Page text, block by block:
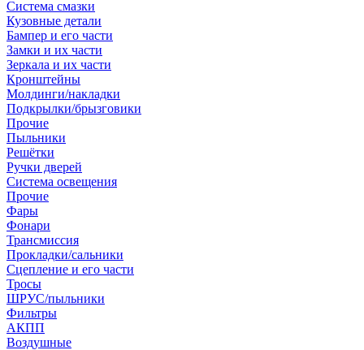
Система смазки
Кузовные детали
Бампер и его части
Замки и их части
Зеркала и их части
Кронштейны
Молдинги/накладки
Подкрылки/брызговики
Прочие
Пыльники
Решётки
Ручки дверей
Система освещения
Прочие
Фары
Фонари
Трансмиссия
Прокладки/сальники
Сцепление и его части
Тросы
ШРУС/пыльники
Фильтры
АКПП
Воздушные